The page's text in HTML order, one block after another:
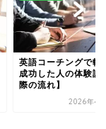
英語コーチングで転
成功した人の体験談
際の流れ】
2026年4